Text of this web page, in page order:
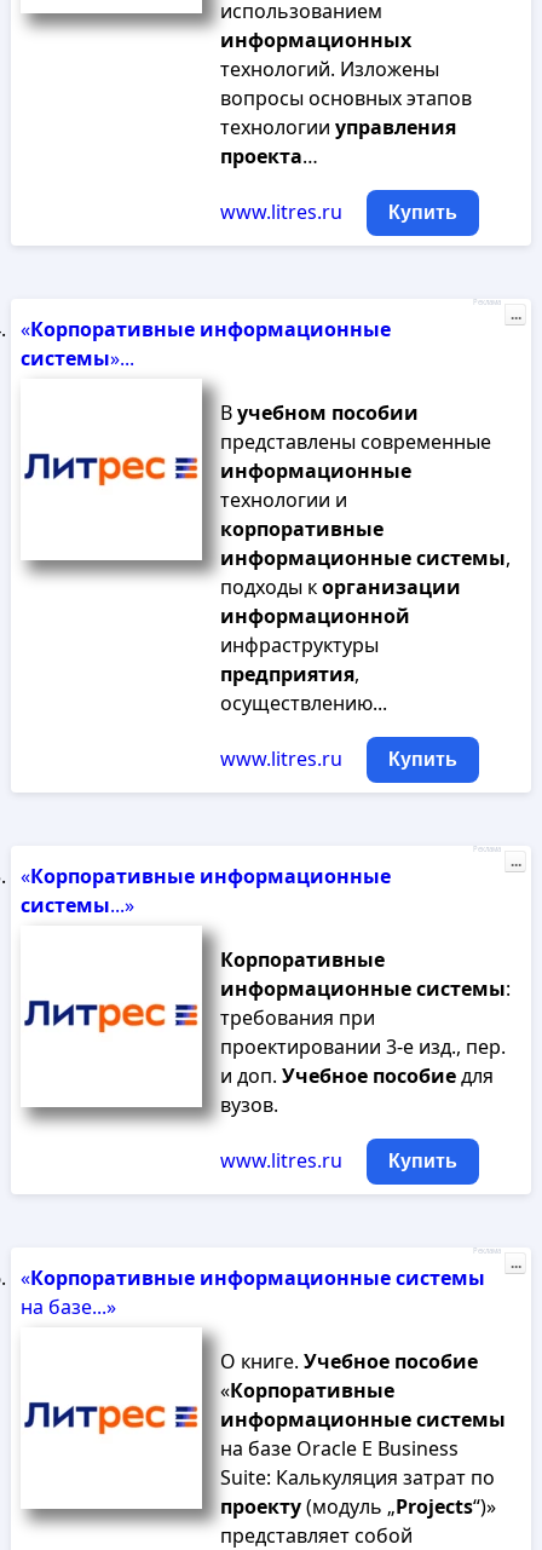
использованием
информационных
технологий. Изложены
вопросы основных этапов
технологии управления
проекта…
www.litres.ru Купить
«Корпоративные информационные
системы»...
Вучебном пособии
представлены современные
информационные
технологии и
корпоративные
информационныесистемы,
подходы корганизации
информационной
инфраструктуры
предприятия,
осуществлению...
www.litres.ru Купить
Реклама
...
«Корпоративные информационные
системы...»
Корпоративные
информационныесистемы:
требования при
проектировании 3-е изд., пер.
и доп. Учебное пособиедля
вузов.
www.litres.ru Купить
Реклама
...
«Корпоративные информационныесистемы
на базе...»
О книге. Учебное пособие
«Корпоративные
информационныесистемы
на базе Oracle E Business
Suite: Калькуляция затрат по
проекту(модуль „Projects“)»
представляет собой
Реклама
...